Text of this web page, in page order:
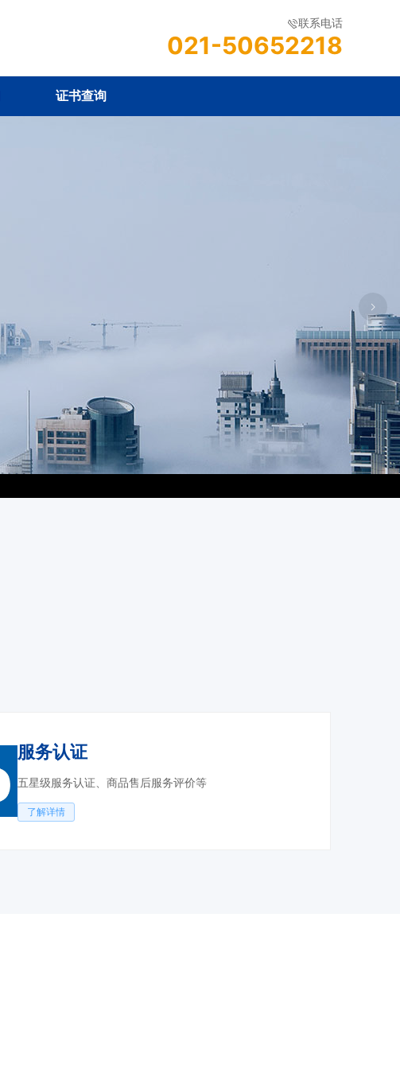
联系电话
021-50652218
证书查询
服务认证
五星级服务认证、商品售后服务评价等
了解详情